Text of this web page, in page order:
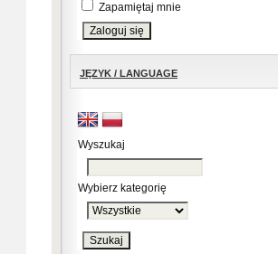
Zapamiętaj mnie
JĘZYK / LANGUAGE
Wyszukaj
Wybierz kategorię